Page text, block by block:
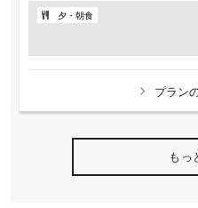
夕・朝食
プラン
もっ